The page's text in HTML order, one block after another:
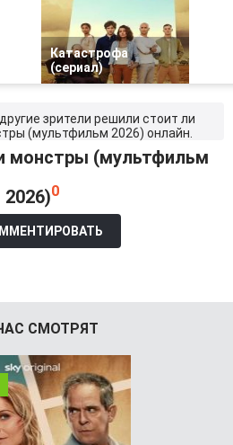
Катастрофа
(сериал)
зрители решили стоит ли
(мультфильм 2026) онлайн.
монстры (мультфильм
2026)0
СМОТРЯТ